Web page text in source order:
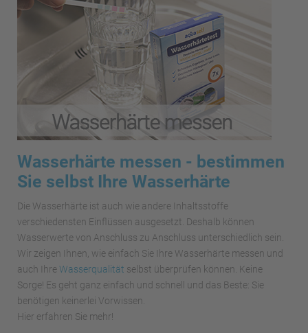
Wasserhärte messen - bestimmen
Sie selbst Ihre Wasserhärte
Die Wasserhärte ist auch wie andere Inhaltsstoffe
verschiedensten Einflüssen ausgesetzt. Deshalb können
Wasserwerte von Anschluss zu Anschluss unterschiedlich sein.
Wir zeigen Ihnen, wie einfach Sie Ihre Wasserhärte messen und
auch IhreWasserqualität selbst überprüfen können. Keine
Sorge! Es geht ganz einfach und schnell und das Beste: Sie
benötigen keinerlei Vorwissen.
Hier erfahren Sie mehr!